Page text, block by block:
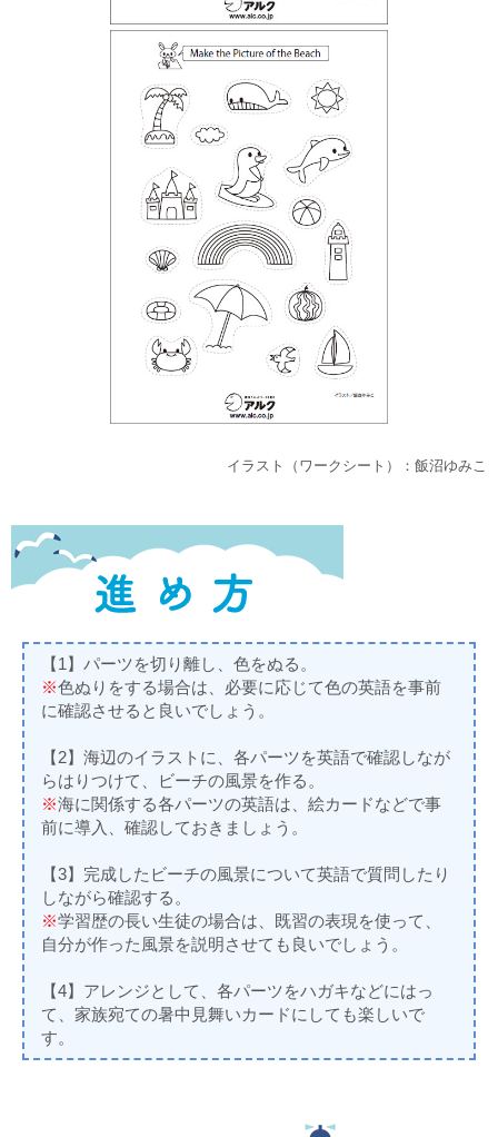
イラスト（ワークシート）：飯沼ゆみこ
【1】パーツを切り離し、色をぬる。
※色ぬりをする場合は、必要に応じて色の英語を事前
に確認させると良いでしょう。
【2】海辺のイラストに、各パーツを英語で確認しなが
らはりつけて、ビーチの風景を作る。
※海に関係する各パーツの英語は、絵カードなどで事
前に導入、確認しておきましょう。
【3】完成したビーチの風景について英語で質問したり
しながら確認する。
※学習歴の長い生徒の場合は、既習の表現を使って、
自分が作った風景を説明させても良いでしょう。
【4】アレンジとして、各パーツをハガキなどにはっ
て、家族宛ての暑中見舞いカードにしても楽しいで
す。